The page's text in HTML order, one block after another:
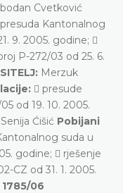
Cvetković
Kantonalnog
9. 2005. godine; 
P-272/03 od 25. 6.
Merzuk
 presude
od 19. 10. 2005.
Senija Ćišić Pobijani
suda u
godine;  rješenje
CZ od 31. 1. 2005.
06